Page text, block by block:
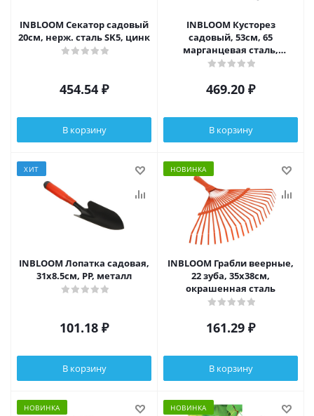
INBLOOM Секатор садовый
20см, нерж. сталь SK5, цинк
454.54 ₽
В корзину
INBLOOM Кусторез
садовый, 53см, 65
марганцевая сталь,
поролон, металл
469.20 ₽
В корзину
ХИТ
INBLOOM Лопатка садовая,
31х8.5см, PP, металл
101.18 ₽
В корзину
НОВИНКА
INBLOOM Грабли веерные,
22 зуба, 35х38см,
окрашенная сталь
161.29 ₽
В корзину
НОВИНКА НОВИНКА